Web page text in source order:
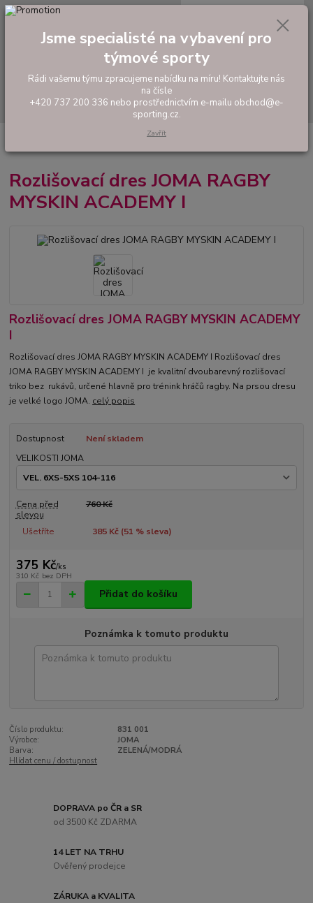
Hledat
tel: +420 737 200 336
0,00 Kč
Tréninkové ragbyové oblečení
RAGBY MYSKIN ACADEMY I
Rozlišovací dres JOMA RAGBY
MYSKIN ACADEMY I
Rozlišovací dres JOMA RAGBY MYSKIN ACADEMY
I
Rozlišovací dres JOMA RAGBY MYSKIN ACADEMY I Rozlišovací dres
JOMA RAGBY MYSKIN ACADEMY I je kvalitní dvoubarevný rozlišovací
triko bez rukávů, určené hlavně pro trénink hráčů ragby. Na prsou dresu
je velké logo JOMA. celý popis
Dostupnost
Není skladem
VELIKOSTI JOMA
Cena před
slevou
760 Kč
Ušetříte 385 Kč (51 % sleva)
375 Kč/ks
310 Kč bez DPH
Přidat do košíku
Poznámka k tomuto produktu
Číslo produktu:
831 001
Výrobce:
JOMA
Barva:
ZELENÁ/MODRÁ
Hlídat cenu / dostupnost
DOPRAVA po ČR a SR
od 3500 Kč ZDARMA
14 LET NA TRHU
Ověřený prodejce
ZÁRUKA a KVALITA
Jsme specialisté na vybavení pro
týmové sporty
Rádi vašemu týmu zpracujeme nabídku na míru! Kontaktujte nás
na čísle
+420 737 200 336 nebo prostřednictvím e-mailu obchod@e-
sporting.cz.
Zavřít